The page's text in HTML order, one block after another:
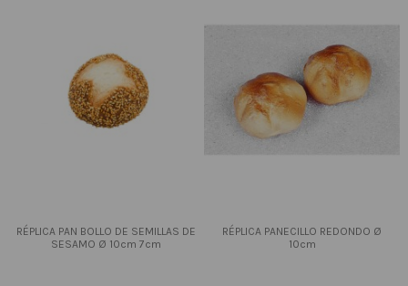
RÉPLICA PAN BOLLO DE SEMILLAS DE
SESAMO Ø 10cm 7cm
RÉPLICA PANECILLO REDONDO Ø
10cm